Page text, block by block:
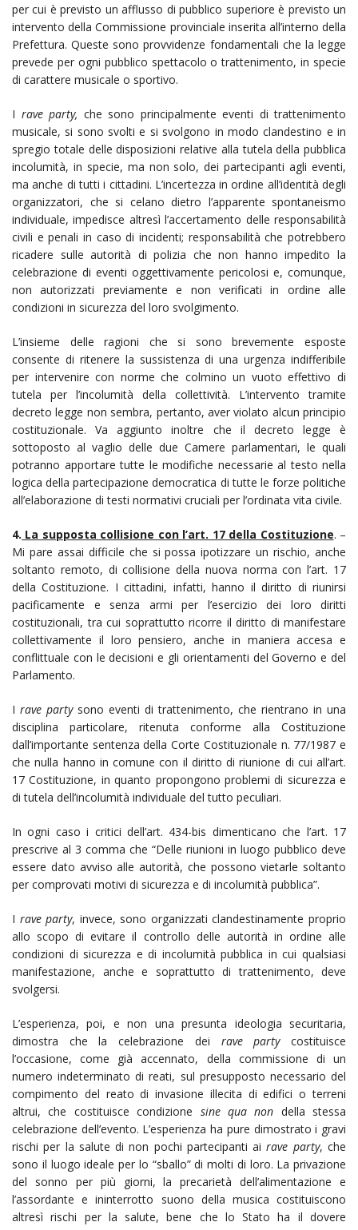
per cui è previsto un afflusso di pubblico superiore è previsto un
intervento della Commissione provinciale inserita all’interno della
Prefettura. Queste sono provvidenze fondamentali che la legge
prevede per ogni pubblico spettacolo o trattenimento, in specie
di carattere musicale o sportivo.
I rave party, che sono principalmente eventi di trattenimento
musicale, si sono svolti e si svolgono in modo clandestino e in
spregio totale delle disposizioni relative alla tutela della pubblica
incolumità, in specie, ma non solo, dei partecipanti agli eventi,
ma anche di tutti i cittadini. L’incertezza in ordine all’identità degli
organizzatori, che si celano dietro l’apparente spontaneismo
individuale, impedisce altresì l’accertamento delle responsabilità
civili e penali in caso di incidenti; responsabilità che potrebbero
ricadere sulle autorità di polizia che non hanno impedito la
celebrazione di eventi oggettivamente pericolosi e, comunque,
non autorizzati previamente e non verificati in ordine alle
condizioni in sicurezza del loro svolgimento.
L’insieme delle ragioni che si sono brevemente esposte
consente di ritenere la sussistenza di una urgenza indifferibile
per intervenire con norme che colmino un vuoto effettivo di
tutela per l’incolumità della collettività. L’intervento tramite
decreto legge non sembra, pertanto, aver violato alcun principio
costituzionale. Va aggiunto inoltre che il decreto legge è
sottoposto al vaglio delle due Camere parlamentari, le quali
potranno apportare tutte le modifiche necessarie al testo nella
logica della partecipazione democratica di tutte le forze politiche
all’elaborazione di testi normativi cruciali per l’ordinata vita civile.
4. La supposta collisione con l’art. 17 della Costituzione. –
Mi pare assai difficile che si possa ipotizzare un rischio, anche
soltanto remoto, di collisione della nuova norma con l’art. 17
della Costituzione. I cittadini, infatti, hanno il diritto di riunirsi
pacificamente e senza armi per l’esercizio dei loro diritti
costituzionali, tra cui soprattutto ricorre il diritto di manifestare
collettivamente il loro pensiero, anche in maniera accesa e
conflittuale con le decisioni e gli orientamenti del Governo e del
Parlamento.
I rave partysono eventi di trattenimento, che rientrano in una
disciplina particolare, ritenuta conforme alla Costituzione
dall’importante sentenza della Corte Costituzionale n. 77/1987 e
che nulla hanno in comune con il diritto di riunione di cui all’art.
17 Costituzione, in quanto propongono problemi di sicurezza e
di tutela dell’incolumità individuale del tutto peculiari.
In ogni caso i critici dell’art. 434-bis dimenticano che l’art. 17
prescrive al 3 comma che “Delle riunioni in luogo pubblico deve
essere dato avviso alle autorità, che possono vietarle soltanto
per comprovati motivi di sicurezza e di incolumità pubblica”.
I rave party, invece, sono organizzati clandestinamente proprio
allo scopo di evitare il controllo delle autorità in ordine alle
condizioni di sicurezza e di incolumità pubblica in cui qualsiasi
manifestazione, anche e soprattutto di trattenimento, deve
svolgersi.
L’esperienza, poi, e non una presunta ideologia securitaria,
dimostra che la celebrazione dei rave partycostituisce
l’occasione, come già accennato, della commissione di un
numero indeterminato di reati, sul presupposto necessario del
compimento del reato di invasione illecita di edifici o terreni
altrui, che costituisce condizione sine qua non della stessa
celebrazione dell’evento. L’esperienza ha pure dimostrato i gravi
rischi per la salute di non pochi partecipanti airave party, che
sono il luogo ideale per lo “sballo” di molti di loro. La privazione
del sonno per più giorni, la precarietà dell’alimentazione e
l’assordante e ininterrotto suono della musica costituiscono
altresì rischi per la salute, bene che lo Stato ha il dovere